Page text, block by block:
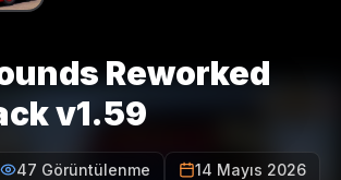
Reworked
v1.59
47 Görüntülenme
14 Mayıs 2026